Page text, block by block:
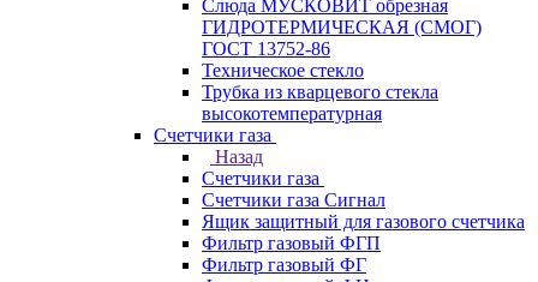
Слюда МУСКОВИТ обрезная
ГИДРОТЕРМИЧЕСКАЯ (СМОГ)
ГОСТ 13752-86
Техническое стекло
Трубка из кварцевого стекла
высокотемпературная
Счетчики газа
Назад
Счетчики газа
Счетчики газа Сигнал
Ящик защитный для газового счетчика
Фильтр газовый ФГП
Фильтр газовый ФГ